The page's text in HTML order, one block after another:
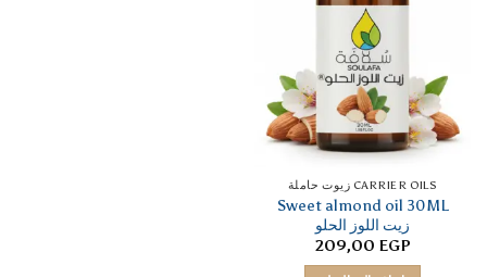
CARRIER OILS زيوت حاملة
Sweet almond oil 30ML
زيت اللوز الحلو
209,00 EGP